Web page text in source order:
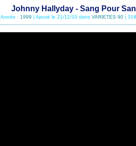
Johnny Hallyday - Sang Pour
Année : 1999 | Ajouté le 21/12/10 dans VARIETES 90|